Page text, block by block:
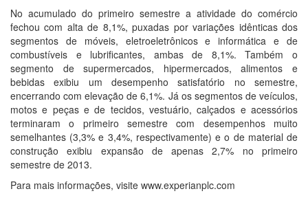
No acumulado do primeiro semestre a atividade do comércio
fechou com alta de 8,1%, puxadas por variações idênticas dos
segmentos de móveis, eletroeletrônicos e informática e de
combustíveis e lubrificantes, ambas de 8,1%. Também o
segmento de supermercados, hipermercados, alimentos e
bebidas exibiu um desempenho satisfatório no semestre,
encerrando com elevação de 6,1%. Já os segmentos de veículos,
motos e peças e de tecidos, vestuário, calçados e acessórios
terminaram o primeiro semestre com desempenhos muito
semelhantes (3,3% e 3,4%, respectivamente) e o de material de
construção exibiu expansão de apenas 2,7% no primeiro
semestre de 2013.
Para mais informações, visite www.experianplc.com